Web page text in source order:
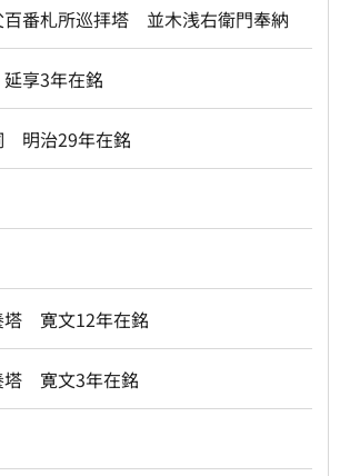
百番札所巡拝塔 並木浅右衛門奉納
享3年在銘
明治29年在銘
塔 寛文12年在銘
塔 寛文3年在銘